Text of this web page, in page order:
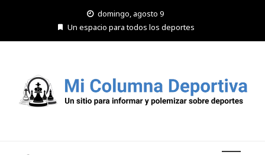
domingo, agosto 9
Un espacio para todos los deportes